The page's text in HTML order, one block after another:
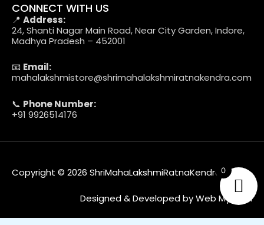
CONNECT WITH US
📍 Address:
24, Shanti Nagar Main Road, Near City Garden, Indore,
Madhya Pradesh – 452001
📧 Email:
mahalakshmistore@shrimahalakshmiratnakendra.com
📞 Phone Number:
+91 9926514176
Copyright © 2026 ShriMahaLakshmiRatnaKendra
Designed & Developed by Web MyTech
0